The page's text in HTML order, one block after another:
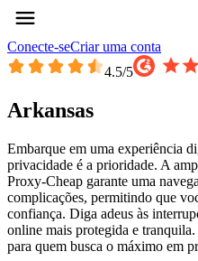
Conecte-seCriar uma conta
4.5/5
Arkansas
Embarque em uma experiência
privacidade é a prioridade. A
Proxy-Cheap garante uma
complicações, permitindo que
confiança. Diga adeus às
online mais protegida e
para quem busca o máximo em